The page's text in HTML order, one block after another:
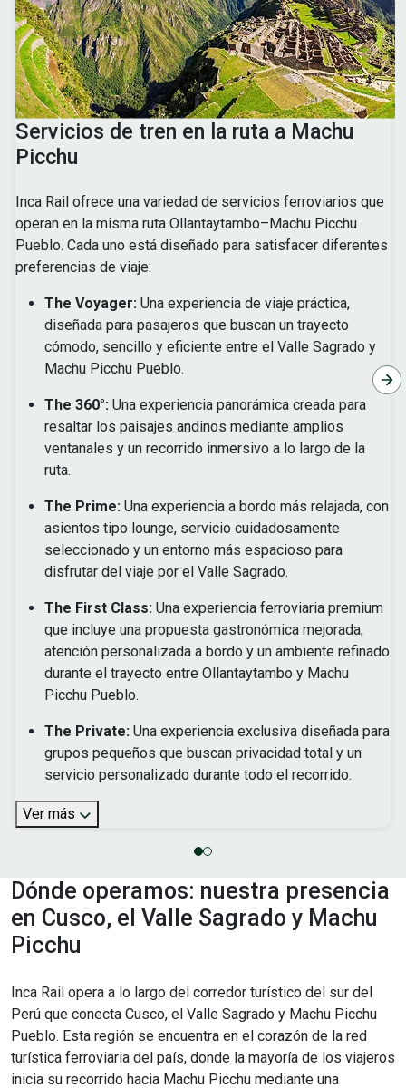
Servicios de tren en la ruta a Machu
Picchu
Inca Rail ofrece una variedad de servicios ferroviarios que
operan en la misma ruta Ollantaytambo–Machu Picchu
Pueblo. Cada uno está diseñado para satisfacer diferentes
preferencias de viaje:
The Voyager: Una experiencia de viaje práctica,
diseñada para pasajeros que buscan un trayecto
cómodo, sencillo y eficiente entre el Valle Sagrado y
Machu Picchu Pueblo.
The 360°: Una experiencia panorámica creada para
resaltar los paisajes andinos mediante amplios
ventanales y un recorrido inmersivo a lo largo de la
ruta.
The Prime: Una experiencia a bordo más relajada, con
asientos tipo lounge, servicio cuidadosamente
seleccionado y un entorno más espacioso para
disfrutar del viaje por el Valle Sagrado.
The First Class: Una experiencia ferroviaria premium
que incluye una propuesta gastronómica mejorada,
atención personalizada a bordo y un ambiente refinado
durante el trayecto entre Ollantaytambo y Machu
Picchu Pueblo.
The Private: Una experiencia exclusiva diseñada para
grupos pequeños que buscan privacidad total y un
servicio personalizado durante todo el recorrido.
Ver más
Dónde operamos: nuestra presencia
en Cusco, el Valle Sagrado y Machu
Picchu
Inca Rail opera a lo largo del corredor turístico del sur del
Perú que conecta Cusco, el Valle Sagrado y Machu Picchu
Pueblo. Esta región se encuentra en el corazón de la red
turística ferroviaria del país, donde la mayoría de los viajeros
inicia su recorrido hacia Machu Picchu mediante una